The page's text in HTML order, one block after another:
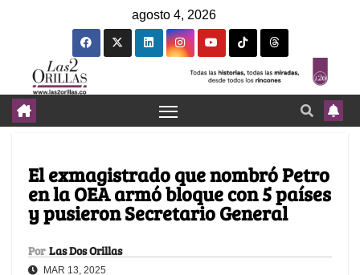
agosto 4, 2026
El exmagistrado que nombró Petro
en la OEA armó bloque con 5 países
y pusieron Secretario General
Por Las Dos Orillas
MAR 13, 2025